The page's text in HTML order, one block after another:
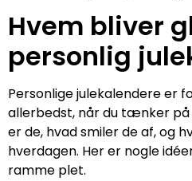
Hvem bliver
personlig
Personlige julekalendere er
allerbedst, når du tænker
er de, hvad smiler de af, og
hverdagen. Her er nogle
ramme plet.